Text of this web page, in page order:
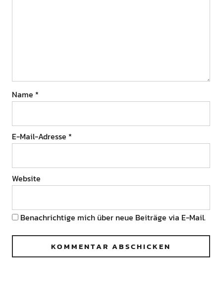
Name *
E-Mail-Adresse *
Website
Benachrichtige mich über neue Beiträge via E-Mail.